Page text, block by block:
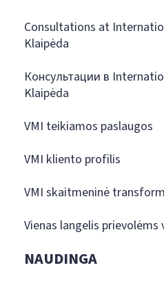
Consultations at
Klaipėda
Консультации в
Klaipėda
VMI teikiamos paslaugos
VMI kliento profilis
VMI skaitmeninė
Vienas langelis
NAUDINGA